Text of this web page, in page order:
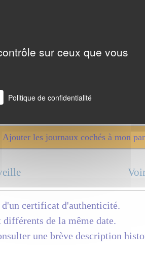
Ajouter à
LE MONDE
Ajouter à la
JOUR
OUEST Ajouter à la
Ajouter à la
d'un certificat d'authenticité.
de la même date.
une brève description
sur ceux que vous
Politique de confidentialité